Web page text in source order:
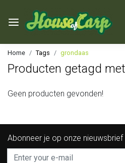
Home Tags grondaas
Producten getagd
Geen producten gevonden!
Abonneer je op onze nieuwsbrief